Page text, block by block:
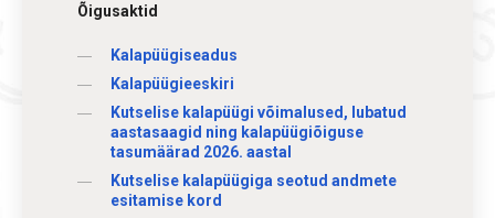
Õigusaktid
Kalapüügiseadus
Kalapüügieeskiri
Kutselise kalapüügi võimalused, lubatud
aastasaagid ning kalapüügiõiguse
tasumäärad 2026. aastal
Kutselise kalapüügiga seotud andmete
esitamise kord